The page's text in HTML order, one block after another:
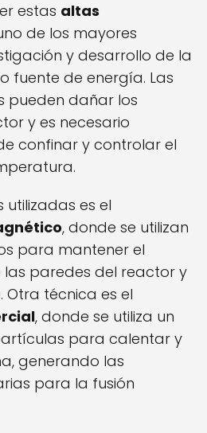
estas altas
de los mayores
y desarrollo de la
fuente de energía. Las
pueden dañar los
y es necesario
confinar y controlar el
utilizadas es el
, donde se utilizan
para mantener el
paredes del reactor y
Otra técnica es el
, donde se utiliza un
para calentar y
generando las
para la fusión